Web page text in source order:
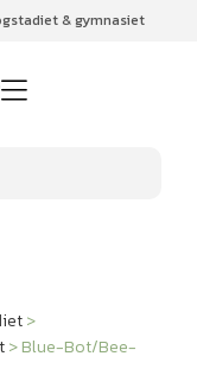
& gymnasiet
Programmering
Skattkarta
>
>Blue-Bot/Bee-